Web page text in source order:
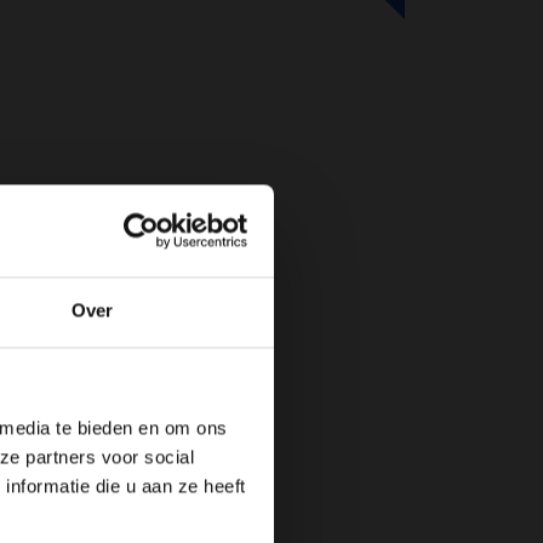
Over
te bieden en om ons
partners voor social
die u aan ze heeft